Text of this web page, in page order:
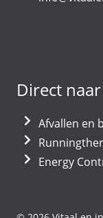
Direct naar
Afvallen en
Energy